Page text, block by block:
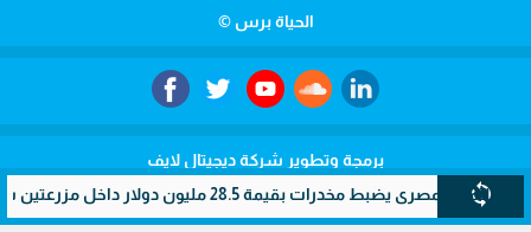
sync
يضبط مخدرات بقيمة 28.5 مليون دولار داخل مزرعتين سريتين بالإسماعيلية
الحياة برس ©
برمجة وتطوير شركة ديجيتال لايف